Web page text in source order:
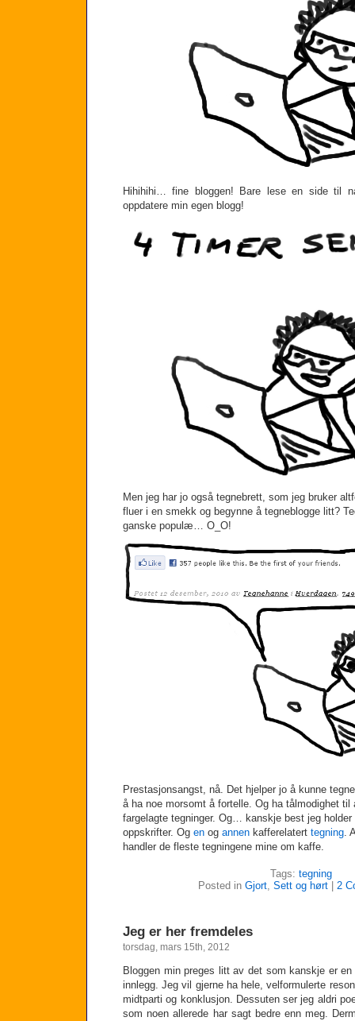
Hihihihi… fine bloggen! Bare lese en side til
oppdatere min egen blogg!
Men jeg har jo også tegnebrett, som jeg bruker
fluer i en smekk og begynne å tegneblogge litt?
ganske populæ… O_O!
Prestasjonsangst, nå. Det hjelper jo å kunne
å ha noe morsomt å fortelle. Og ha tålmodighet til
fargelagte tegninger. Og… kanskje best jeg
oppskrifter. Og en og annen kafferelatert tegning.
handler de fleste tegningene mine om kaffe.
Tags: tegning
Posted in Gjort, Sett og hørt 2
Jeg er her fremdeles
torsdag, mars 15th, 2012
Bloggen min preges litt av det som kanskje er
innlegg. Jeg vil gjerne ha hele, velformulerte
midtparti og konklusjon. Dessuten ser jeg aldri
som noen allerede har sagt bedre enn meg.